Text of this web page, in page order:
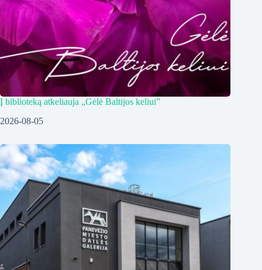
Į biblioteką atkeliauja „Gėlė Baltijos keliui”
2026-08-05